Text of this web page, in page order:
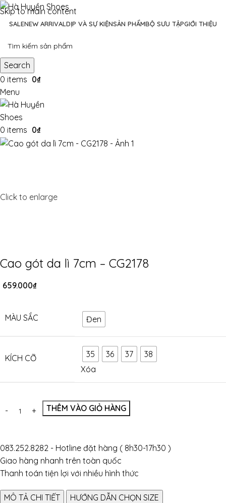
Skip to main content
SALENEW ARRIVALDỊP VÀ SỰ KIỆNSẢN PHẨMBỘ SƯU TẬPGIỚI THIỆU
Search
0 items 0₫
Menu
0 items 0₫
Click to enlarge
Cao gót da lì 7cm – CG2178
659.000₫
MÀU SẮC Đen
KÍCH CỠ 35 36 37
38
Xóa
THÊM VÀO GIỎ HÀNG
083.252.8282 - Hotline đặt hàng ( 8h30-17h30 )
Giao hàng nhanh trên toàn quốc
Thanh toán tiện lợi với nhiều hình thức
MÔ TẢ CHI TIẾT HƯỚNG DẪN CHỌN SIZE